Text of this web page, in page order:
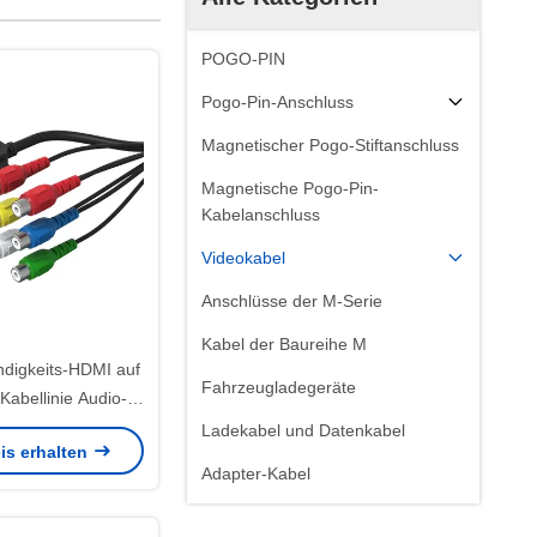
POGO-PIN
Pogo-Pin-Anschluss
Magnetischer Pogo-Stiftanschluss
Magnetische Pogo-Pin-
Kabelanschluss
Videokabel
Anschlüsse der M-Serie
Kabel der Baureihe M
Fahrzeugladegeräte
Ladekabel und Datenkabel
Adapter-Kabel
HDMI auf
Audio-
Kabel Draht
für TV-Spiele-
erhalten